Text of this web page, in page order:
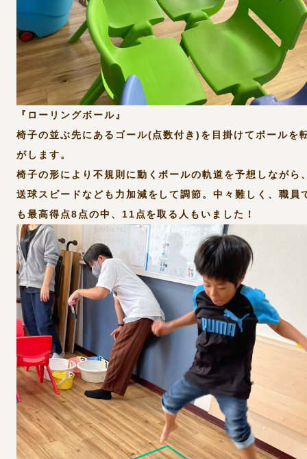
『ローリングボール』
椅子の並ぶ先にあるゴール(点数付き)を目掛けてボールを
がします。
椅子の形により不規則に動くボールの軌道を予想しながら
送球スピードなども力加減をして調節。中々難しく、職員
も最高得点8点の中、11点を取る人もいました！